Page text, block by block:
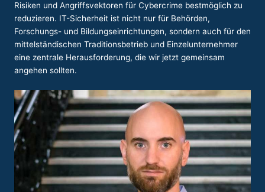
Risiken und Angriffsvektoren für Cybercrime bestmöglich zu
reduzieren. IT-Sicherheit ist nicht nur für Behörden,
Forschungs- und Bildungseinrichtungen, sondern auch für den
mittelständischen Traditionsbetrieb und Einzelunternehmer
eine zentrale Herausforderung, die wir jetzt gemeinsam
angehen sollten.